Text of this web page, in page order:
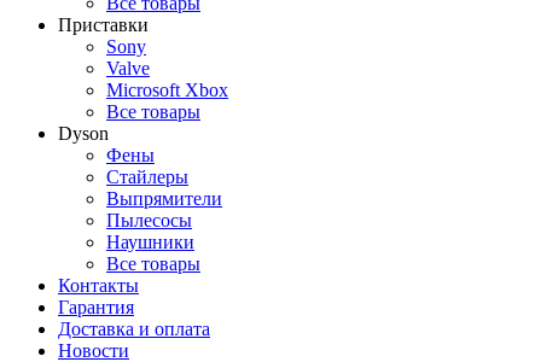
Приставки
Sony
Valve
Microsoft Xbox
Все товары
Dyson
Фены
Стайлеры
Выпрямители
Пылесосы
Наушники
Все товары
Контакты
Гарантия
Доставка и оплата
Новости